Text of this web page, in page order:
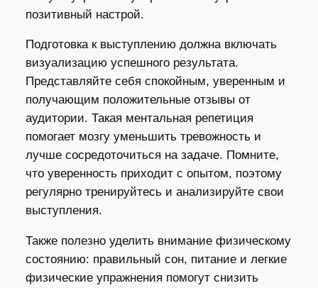
позитивный настрой.
Подготовка к выступлению должна включать
визуализацию успешного результата.
Представляйте себя спокойным, уверенным и
получающим положительные отзывы от
аудитории. Такая ментальная репетиция
помогает мозгу уменьшить тревожность и
лучше сосредоточиться на задаче. Помните,
что уверенность приходит с опытом, поэтому
регулярно тренируйтесь и анализируйте свои
выступления.
Также полезно уделить внимание физическому
состоянию: правильный сон, питание и легкие
физические упражнения помогут снизить